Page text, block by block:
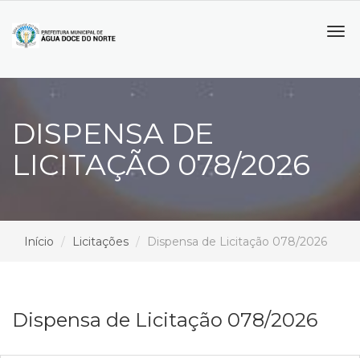
DISPENSA DE
LICITAÇÃO 078/2026
Início Licitações Dispensa de Licitação 078/2026
Dispensa de Licitação 078/2026